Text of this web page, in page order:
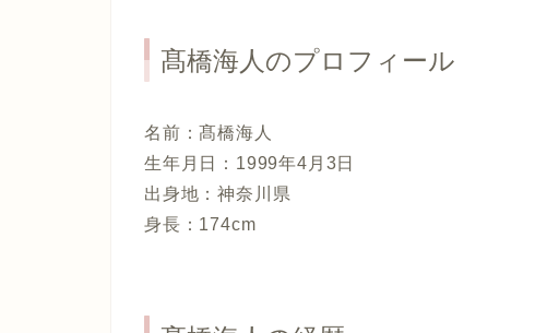
髙橋海人のプロフィール
名前：髙橋海人
生年月日：1999年4月3日
出身地：神奈川県
身長：174cm